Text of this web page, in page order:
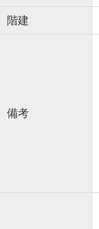
階建
備考